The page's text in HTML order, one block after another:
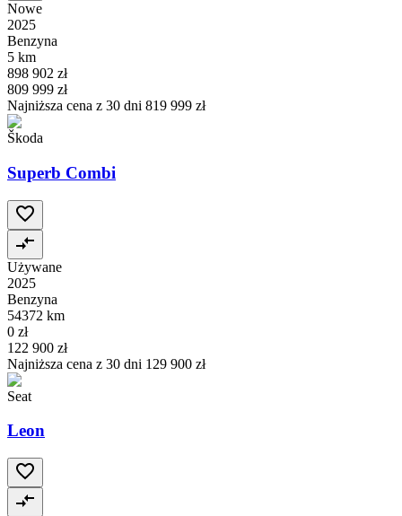
Nowe
2025
Benzyna
5 km
898 902 zł
809 999 zł
Najniższa cena z 30 dni 819 999 zł
Škoda
Superb Combi
Używane
2025
Benzyna
54372 km
0 zł
122 900 zł
Najniższa cena z 30 dni 129 900 zł
Seat
Leon